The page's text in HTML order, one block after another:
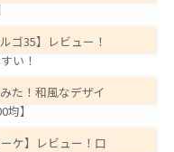
ゴ35】レビュー！
い！
た！和風なデザイ
】
ケ】レビュー！口